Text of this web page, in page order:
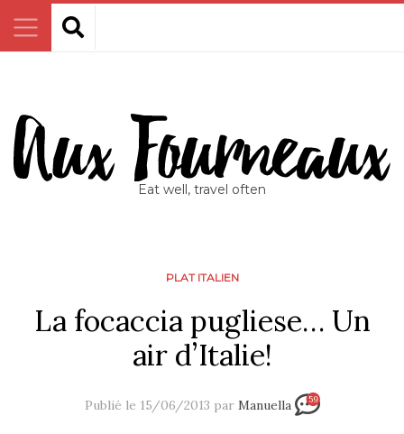
Eat well, travel often
PLAT ITALIEN
La focaccia pugliese… Un
air d’Italie!
Publié le 15/06/2013 par Manuella 59